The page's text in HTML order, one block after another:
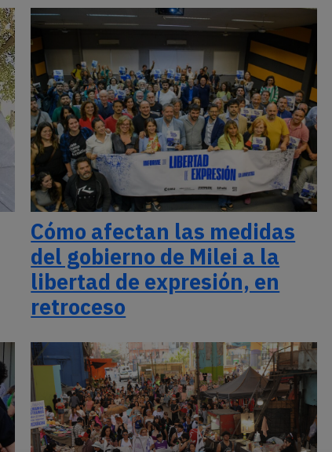
Cómo afectan las medidas
del gobierno de Milei a la
libertad de expresión, en
retroceso